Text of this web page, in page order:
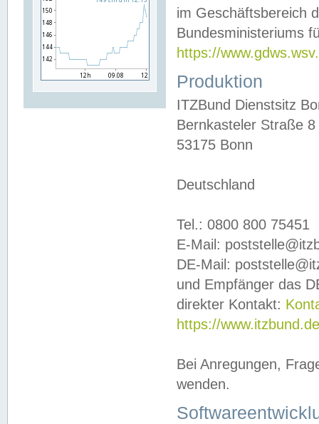
im Geschäftsbereich
Bundesministeriums
https://
Produktion
ITZBund Dienstsitz
Bernkasteler Straße 8
53175 Bonn
Deutschland
Tel.: 0800 800 75451
E-Mail:
DE-Mail:
und Empfänger das
direkter Kontakt:
https://
Bei Anregungen,
wenden.